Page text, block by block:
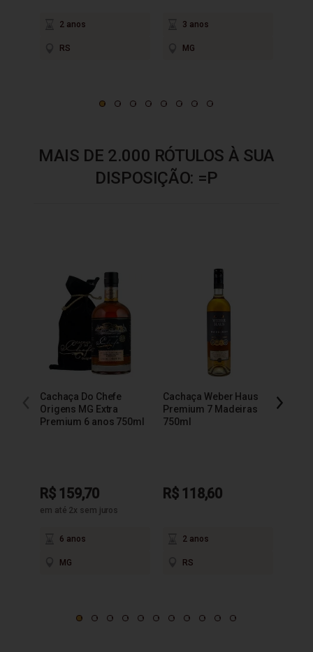
2 anos
RS
3 anos
MG
MAIS DE 2.000 RÓTULOS À SUA
DISPOSIÇÃO: =P
Cachaça Do Chefe
Origens MG Extra
Premium 6 anos 750ml
R$ 159,70
em até 2x sem juros
6 anos
MG
Cachaça Weber Haus
Premium 7 Madeiras
750ml
R$ 118,60
2 anos
RS